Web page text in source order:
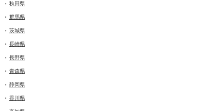
秋田県
群馬県
茨城県
長崎県
長野県
青森県
静岡県
香川県